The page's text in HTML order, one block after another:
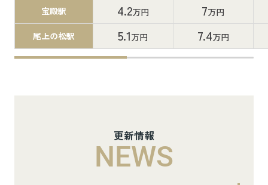
宝殿駅 4.2万円 7万円
尾上の松駅 5.1万円 7.4万円
更新情報
NEWS